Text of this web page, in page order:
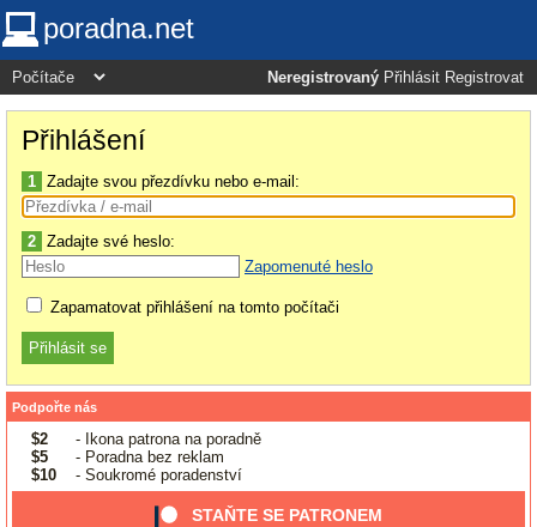
poradna.net
Neregistrovaný Přihlásit Registrovat
Přihlášení
1 Zadajte svou přezdívku nebo e-mail:
2 Zadajte své heslo:
Zapomenuté heslo
Zapamatovat přihlášení na tomto počítači
Podpořte nás
$2
- Ikona patrona na poradně
$5
- Poradna bez reklam
$10
- Soukromé poradenství
STAŇTE SE PATRONEM